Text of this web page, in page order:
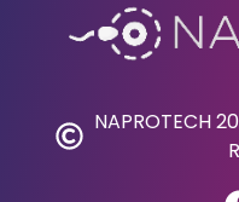
NAPROTECH